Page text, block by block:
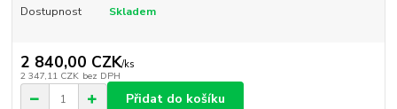
Dostupnost Skladem
2 840,00 CZK/ks
2 347,11 CZK bez DPH
Přidat do košíku